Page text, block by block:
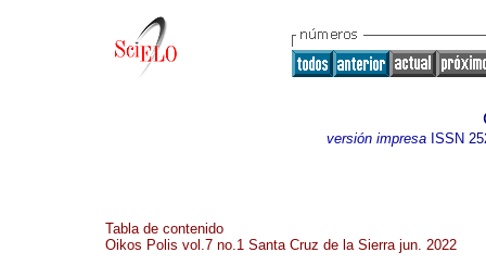
versión impresaISSN
Tabla de contenido
Oikos Polis vol.7 no.1 Santa Cruz de la Sierra jun. 2022